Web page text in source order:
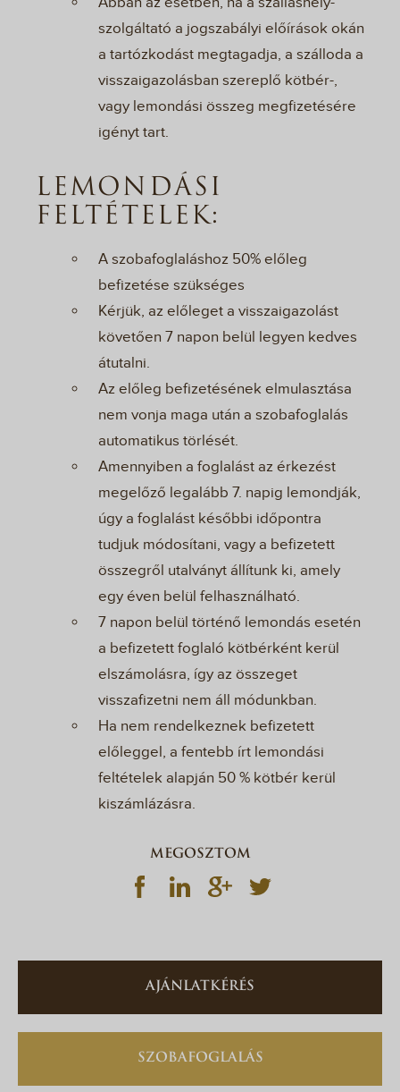
szolgáltató a jogszabályi előírások okán
a tartózkodást megtagadja, a szálloda a
visszaigazolásban szereplő kötbér-,
vagy lemondási összeg megfizetésére
igényt tart.
LEMONDÁSI
FELTÉTELEK:
A szobafoglaláshoz 50% előleg
befizetése szükséges
Kérjük, az előleget a visszaigazolást
követően 7 napon belül legyen kedves
átutalni.
Az előleg befizetésének elmulasztása
nem vonja maga után a szobafoglalás
automatikus törlését.
Amennyiben a foglalást az érkezést
megelőző legalább 7. napig lemondják,
úgy a foglalást későbbi időpontra
tudjuk módosítani, vagy a befizetett
összegről utalványt állítunk ki, amely
egy éven belül felhasználható.
7 napon belül történő lemondás esetén
a befizetett foglaló kötbérként kerül
elszámolásra, így az összeget
visszafizetni nem áll módunkban.
Ha nem rendelkeznek befizetett
előleggel, a fentebb írt lemondási
feltételek alapján 50 % kötbér kerül
kiszámlázásra.
MEGOSZTOM
AJÁNLATKÉRÉS
SZOBAFOGLALÁS